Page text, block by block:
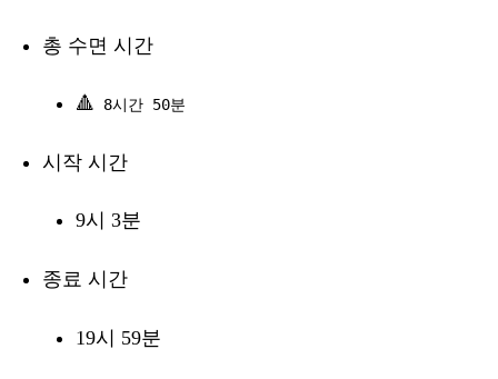
총 수면 시간
🔺 8시간 50분
시작 시간
9시 3분
종료 시간
19시 59분